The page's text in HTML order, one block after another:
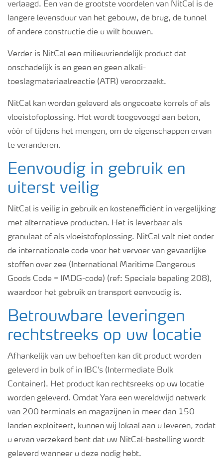
verlaagd. Een van de grootste voordelen van NitCal is de
langere levensduur van het gebouw, de brug, de tunnel
of andere constructie die u wilt bouwen.
Verder is NitCal een milieuvriendelijk product dat
onschadelijk is en geen en geen alkali-
toeslagmateriaalreactie (ATR) veroorzaakt.
NitCal kan worden geleverd als ongecoate korrels of als
vloeistofoplossing. Het wordt toegevoegd aan beton,
vóór of tijdens het mengen, om de eigenschappen ervan
te veranderen.
Eenvoudig in gebruik en
uiterst veilig
NitCal is veilig in gebruik en kostenefficiënt in vergelijking
met alternatieve producten. Het is leverbaar als
granulaat of als vloeistofoplossing. NitCal valt niet onder
de internationale code voor het vervoer van gevaarlijke
stoffen over zee (International Maritime Dangerous
Goods Code = IMDG-code) (ref: Speciale bepaling 208),
waardoor het gebruik en transport eenvoudig is.
Betrouwbare leveringen
rechtstreeks op uw locatie
Afhankelijk van uw behoeften kan dit product worden
geleverd in bulk of in IBC's (Intermediate Bulk
Container). Het product kan rechtsreeks op uw locatie
worden geleverd. Omdat Yara een wereldwijd netwerk
van 200 terminals en magazijnen in meer dan 150
landen exploiteert, kunnen wij lokaal aan u leveren, zodat
u ervan verzekerd bent dat uw NitCal-bestelling wordt
geleverd wanneer u deze nodig hebt.